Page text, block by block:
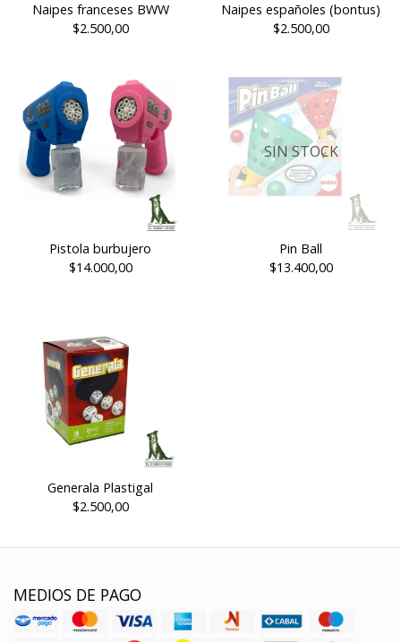
Naipes franceses BWW
$2.500,00
Naipes españoles (bontus)
$2.500,00
Pistola burbujero
$14.000,00
SIN STOCK
Pin Ball
$13.400,00
Generala Plastigal
$2.500,00
MEDIOS DE PAGO